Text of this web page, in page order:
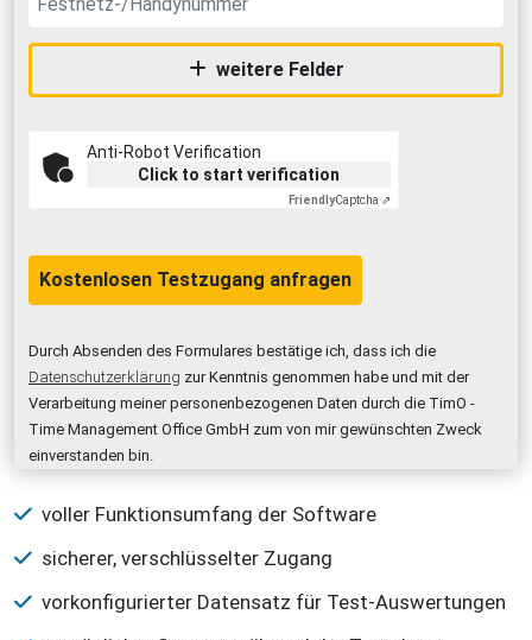
weitere Felder
Anti-Robot Verification
Click to start verification
FriendlyCaptcha ⇗
Kostenlosen Testzugang anfragen
Durch Absenden des Formulares bestätige ich, dass ich die
Datenschutzerklärung zur Kenntnis genommen habe und mit der
Verarbeitung meiner personenbezogenen Daten durch die TimO -
Time Management Office GmbH zum von mir gewünschten Zweck
einverstanden bin.
voller Funktionsumfang der Software
sicherer, verschlüsselter Zugang
vorkonfigurierter Datensatz für Test-Auswertungen